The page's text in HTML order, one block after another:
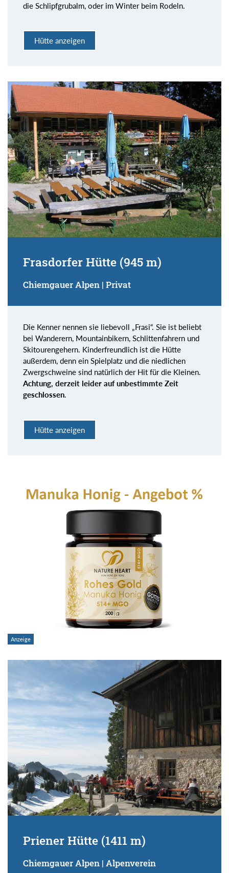
die Schlipfgrubalm, oder im Winter beim Rodeln.
Hütte anzeigen
Frasdorfer Hütte (945 m)
Chiemgauer Alpen | Privat
Die Kenner nennen sie liebevoll „Frasi“. Sie ist beliebt
bei Wanderern, Mountainbikern, Schlittenfahrern und
Skitourengehern. Kinderfreundlich ist die Hütte
außerdem, denn ein Spielplatz und die niedlichen
Zwergschweine sind natürlich der Hit für die Kleinen.
Achtung, derzeit leider auf unbestimmte Zeit
geschlossen.
Hütte anzeigen
Priener Hütte (1411 m)
Chiemgauer Alpen | Alpenverein